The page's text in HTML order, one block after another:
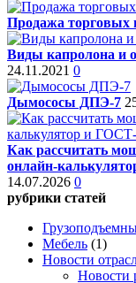
Продажа торговых
Виды капролона и
24.11.2021 0
Дымососы ДПЭ-7
Как рассчитать
онлайн-
14.07.2026 0
рубрики статей
Мебель (1)
Новости
Новости